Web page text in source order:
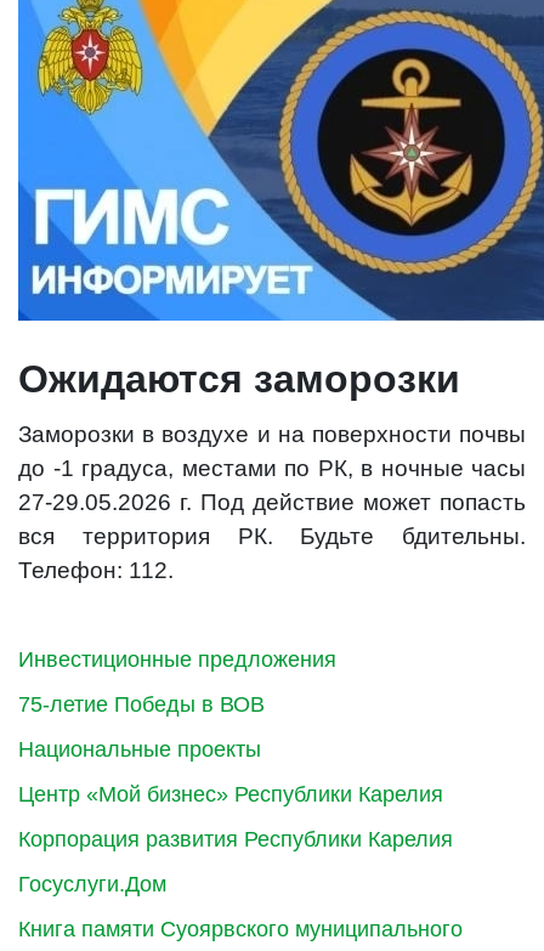
Инвестиционные предложения
75-летие Победы в ВОВ
Национальные проекты
Центр «Мой бизнес» Республики Карелия
Корпорация развития Республики Карелия
Госуслуги.Дом
Книга памяти Суоярвского муниципального
Ожидаются заморозки
Заморозки в воздухе и на поверхности почвы
до -1 градуса, местами по РК, в ночные часы
27-29.05.2026 г. Под действие может попасть
вся территория РК. Будьте бдительны.
Телефон: 112.